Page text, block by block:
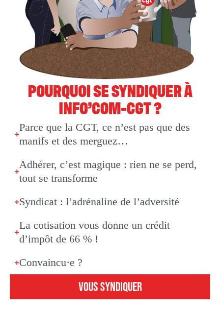
POURQUOI SE SYNDIQUER À
INFO’COM-CGT ?
Parce que la CGT, ce n’est pas que des
manifs et des merguez…
Adhérer, c’est magique : rien ne se perd,
tout se transforme
Syndicat : l’adrénaline de l’adversité
La cotisation vous donne un crédit
d’impôt de 66 % !
Convaincu·e ?
VOUS SYNDIQUER